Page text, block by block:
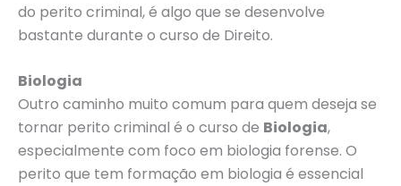
do perito criminal, é algo que se desenvolve
bastante durante o curso de Direito.
Biologia
Outro caminho muito comum para quem deseja se
tornar perito criminal é o curso de Biologia,
especialmente com foco em biologia forense. O
perito que tem formação em biologia é essencial